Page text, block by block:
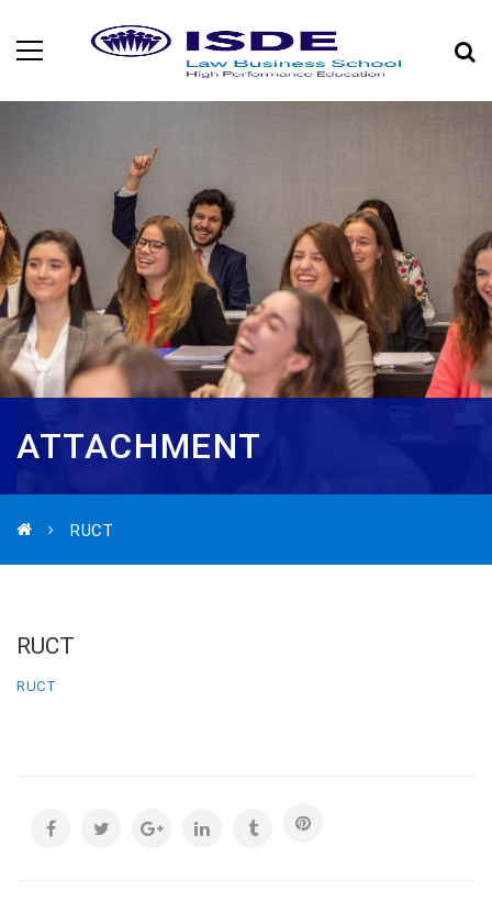
ATTACHMENT
RUCT
RUCT
RUCT